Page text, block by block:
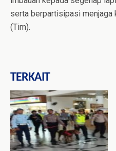
serta berpartisipasi menjaga
(Tim).
TERKAIT